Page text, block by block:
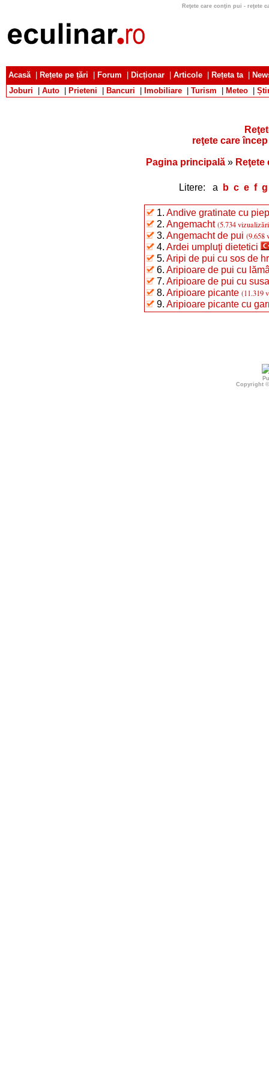
Reţete care conţin pui - reţete
Acasă| Rețete pe țări Forum Dicționar Articole Rețeta ta|
Joburi
Auto Prieteni Bancuri Imobiliare Turism Meteo
reţete care
Pagina principală » Reţete
Litere: a b c e f g
1. Andive gratinate cu
2. Angemacht (5.734
3. Angemacht de pui (9.658
4. Ardei umpluţi dietetici
5. Aripi de pui cu sos de
6. Aripioare de pui cu
7. Aripioare de pui cu
8. Aripioare picante (11.319
9. Aripioare picante cu
Copyright